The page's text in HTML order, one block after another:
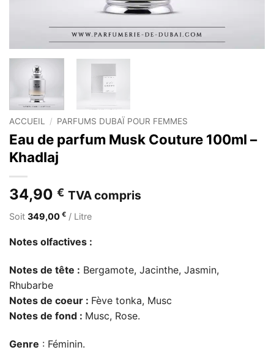
ACCUEIL / PARFUMS DUBAÏ POUR FEMMES
Eau de parfum Musk Couture 100ml –
Khadlaj
34,90 € TVA compris
Soit 349,00 € / Litre
Notes olfactives :
Notes de tête : Bergamote, Jacinthe, Jasmin,
Rhubarbe
Notes de coeur : Fève tonka, Musc
Notes de fond : Musc, Rose.
Genre : Féminin.